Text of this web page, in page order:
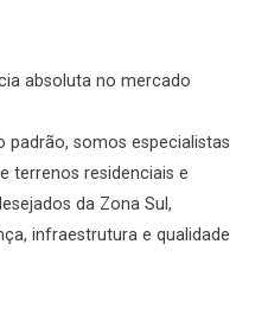
absoluta no mercado
padrão, somos especialistas
terrenos residenciais e
da Zona Sul,
infraestrutura e qualidade